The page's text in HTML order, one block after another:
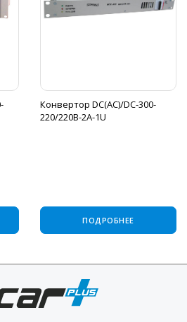
Конвертор DC(AC)/DC-300-
220/220В-2А-1U
ПОДРОБНЕЕ